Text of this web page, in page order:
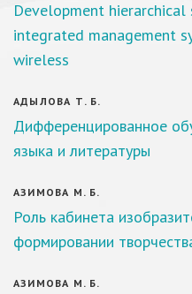
Development
integrated management
wireless
АДЫЛОВА Т. Б.
Дифференцированное
языка и литературы
АЗИМОВА М. Б.
Роль кабинета
формировании
АЗИМОВА М. Б.